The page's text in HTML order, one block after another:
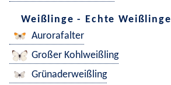
Weißlinge - Echte Weißlinge
Aurorafalter
Großer Kohlweißling
Grünaderweißling